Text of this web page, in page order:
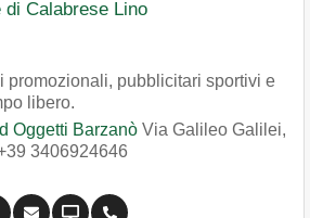
di Calabrese Lino
promozionali, pubblicitari sportivi e
libero.
Oggetti Barzanò Via Galileo Galilei,
3406924646